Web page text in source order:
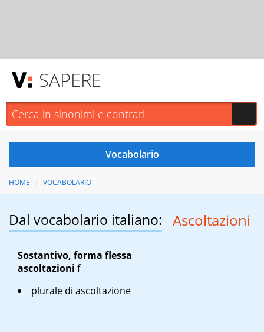
SAPERE
HOME VOCABOLARIO
Dal vocabolario italiano: Ascoltazioni
Sostantivo, forma flessa
ascoltazioni f
plurale di ascoltazione